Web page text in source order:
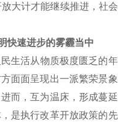
大计才能继续推进，社
快速进步的雾霾当中
生活从物质极度匮乏的
面面呈现出一派繁荣景
而，互为温床，形成蔓延
是执行改革开放政策的先